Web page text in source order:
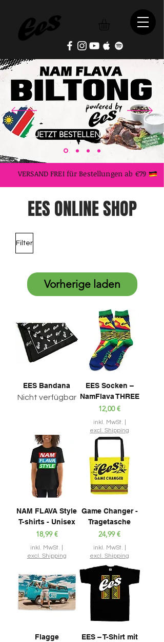
JETZT BESTELLEN
VERSAND FREI für Bestellungen ab €79
EES ONLINE SHOP
Filter
Vorherige laden
EES Bandana
Nicht verfügbar
EES Socken –
NamFlava THREE
Preis
12,00 €
inkl. MwSt.
excl. Shipping
NAM FLAVA Style
T-shirts - Unisex
Preis
18,99 €
inkl. MwSt.
excl. Shipping
Game Changer -
Tragetasche
Preis
24,99 €
inkl. MwSt.
excl. Shipping
Flagge
EES – T-Shirt mit